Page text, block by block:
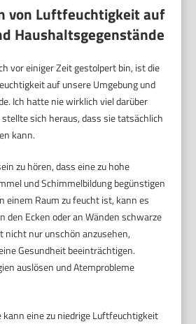
von Luftfeuchtigkeit auf
Haushaltsgegenstände
vor einiger Zeit gestolpert bin, ist die
auf unsere Umgebung und
Ich hatte nie wirklich viel darüber
sich heraus, dass sie tatsächlich
kann.
zu hören, dass eine zu hohe
und Schimmelbildung begünstigen
einem Raum zu feucht ist, kann es
den Ecken oder an Wänden schwarze
nicht nur unschön anzusehen,
Gesundheit beeinträchtigen.
auslösen und Atemprobleme
kann eine zu niedrige Luftfeuchtigkeit